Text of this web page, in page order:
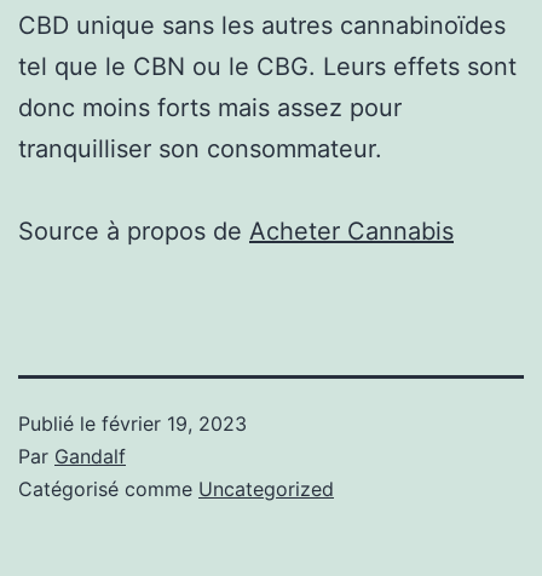
CBD unique sans les autres cannabinoïdes
tel que le CBN ou le CBG. Leurs effets sont
donc moins forts mais assez pour
tranquilliser son consommateur.
Source à propos de Acheter Cannabis
Publié le février 19, 2023
Par Gandalf
Catégorisé comme Uncategorized